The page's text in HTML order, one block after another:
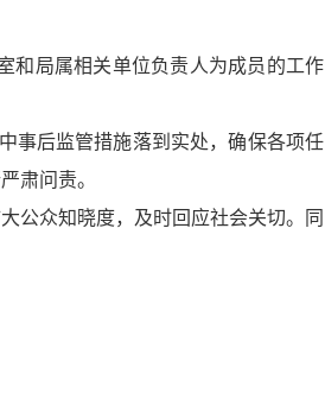
和局属相关单位负责人为成员的工作
事后监管措施落到实处，确保各项任
肃问责。
公众知晓度，及时回应社会关切。同